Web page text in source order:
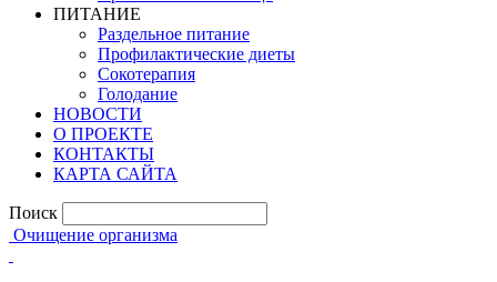
ПИТАНИЕ
Раздельное питание
Профилактические диеты
Сокотерапия
Голодание
НОВОСТИ
О ПРОЕКТЕ
КОНТАКТЫ
КАРТА САЙТА
Поиск
Очищение организма